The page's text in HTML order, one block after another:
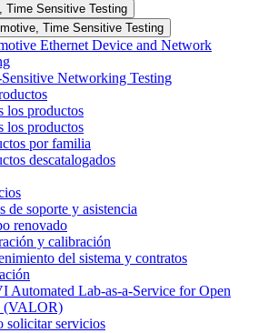
Time Sensitive Testing
Time Sensitive Testing
Ethernet Device and Network
Networking Testing
los productos
los productos
por familia
descatalogados
de soporte y asistencia
renovado
y calibración
del sistema y contratos
Automated Lab-as-a-Service for Open
(VALOR)
solicitar servicios